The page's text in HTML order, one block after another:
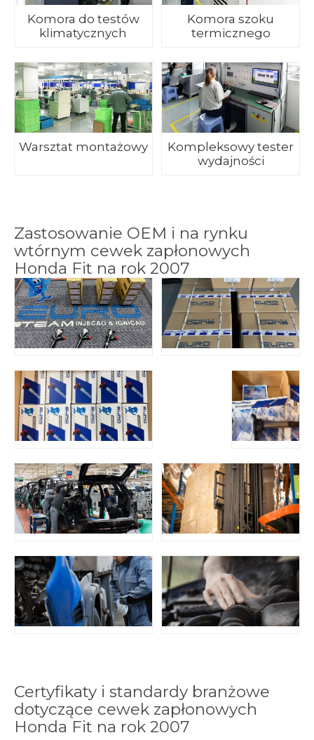
Komora do testów
klimatycznych
Komora szoku
termicznego
Warsztat montażowy
Kompleksowy tester
wydajności
Zastosowanie OEM i na rynku
wtórnym cewek zapłonowych
Honda Fit na rok 2007
Certyfikaty i standardy branżowe
dotyczące cewek zapłonowych
Honda Fit na rok 2007